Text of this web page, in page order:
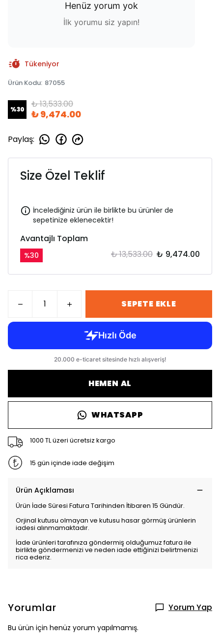
Henüz yorum yok
İlk yorumu siz yapın!
Tükeniyor
Ürün Kodu: 87055
%30 ₺ 13,533.00
₺ 9,474.00
Paylaş:
Size Özel Teklif
İncelediğiniz ürün ile birlikte bu ürünler de
sepetinize eklenecektir!
Avantajlı Toplam
%30 ₺ 13,533.00 ₺ 9,474.00
SEPETE EKLE
HEMEN AL
WHATSAPP
1000 TL üzeri ücretsiz kargo
15 gün içinde iade değişim
Ürün Açıklaması
Ürün İade Süresi Fatura Tarihinden İtibaren 15 Gündür.
Orjinal kutusu olmayan ve kutusu hasar görmüş ürünlerin
iadesi alınmamaktadır.
İade ürünleri tarafınıza göndermiş olduğumuz fatura ile
birlikte göndermenizi ve neden iade ettiğinizi belirtmenizi
rica ederiz.
Yorumlar Yorum Yap
Bu ürün için henüz yorum yapılmamış.